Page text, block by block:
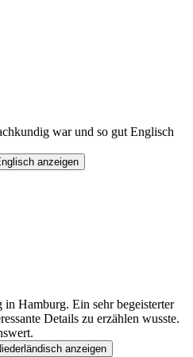
war und so gut Englisch
anzeigen
in Hamburg. Ein sehr begeisterter
Details zu erzählen wusste.
anzeigen